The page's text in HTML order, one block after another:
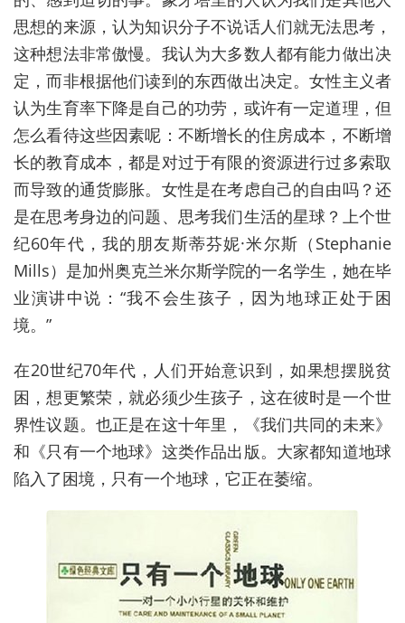
思想的来源，认为知识分子不说话人们就无法思考，
这种想法非常傲慢。 我认为大多数人都有能力做出决
定，而非根据他们读到的东西做出决定。女性主义者
认为生育率下降是自己的功劳，或许有一定道理，但
怎么看待这些因素呢：不断增长的住房成本，不断增
长的教育成本，都是对过于有限的资源进行过多索取
而导致的通货膨胀。女性是在考虑自己的自由吗？还
是在思考身边的问题、思考我们生活的星球？上个世
纪60年代，我的朋友斯蒂芬妮·米尔斯（Stephanie
Mills）是加州奥克兰米尔斯学院的一名学生，她在毕
业演讲中说：“我不会生孩子，因为地球正处于困
境。”
在20世纪70年代，人们开始意识到，如果想摆脱贫
困，想更繁荣，就必须少生孩子，这在彼时是一个世
界性议题。也正是在这十年里，《我们共同的未来》
和《只有一个地球》这类作品出版。大家都知道地球
陷入了困境，只有一个地球，它正在萎缩。